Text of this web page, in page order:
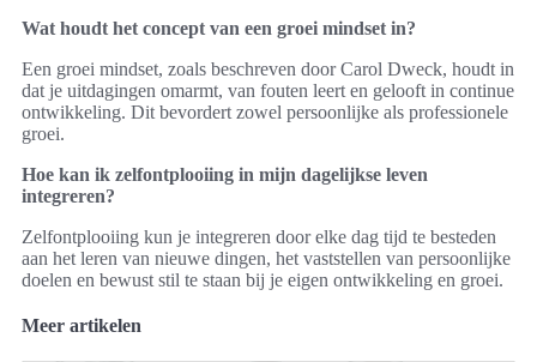
Wat houdt het concept van een groei mindset in?
Een groei mindset, zoals beschreven door Carol Dweck, houdt in
dat je uitdagingen omarmt, van fouten leert en gelooft in continue
ontwikkeling. Dit bevordert zowel persoonlijke als professionele
groei.
Hoe kan ik zelfontplooiing in mijn dagelijkse leven
integreren?
Zelfontplooiing kun je integreren door elke dag tijd te besteden
aan het leren van nieuwe dingen, het vaststellen van persoonlijke
doelen en bewust stil te staan bij je eigen ontwikkeling en groei.
Meer artikelen